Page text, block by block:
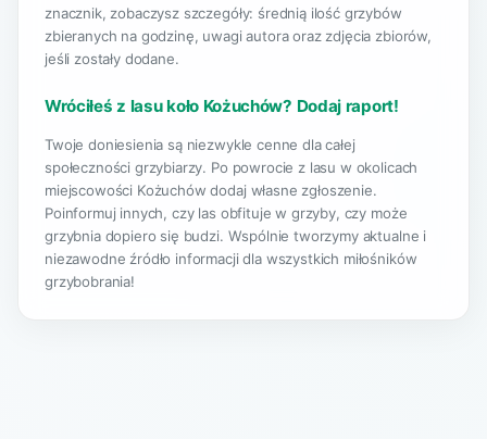
znacznik, zobaczysz szczegóły: średnią ilość grzybów
zbieranych na godzinę, uwagi autora oraz zdjęcia zbiorów,
jeśli zostały dodane.
Wróciłeś z lasu koło Kożuchów? Dodaj raport!
Twoje doniesienia są niezwykle cenne dla całej
społeczności grzybiarzy. Po powrocie z lasu w okolicach
miejscowości Kożuchów dodaj własne zgłoszenie.
Poinformuj innych, czy las obfituje w grzyby, czy może
grzybnia dopiero się budzi. Wspólnie tworzymy aktualne i
niezawodne źródło informacji dla wszystkich miłośników
grzybobrania!